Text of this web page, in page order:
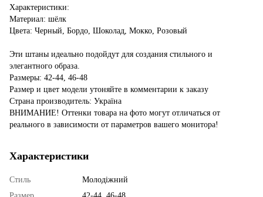
Характеристики:
Материал: шёлк
Цвета: Черный, Бордо, Шоколад, Мокко, Розовый
Эти штаны идеально подойдут для создания стильного и
элегантного образа.
Размеры: 42-44, 46-48
Размер и цвет модели утоняйте в комментарии к заказу
Страна производитель: Україна
ВНИМАНИЕ! Оттенки товара на фото могут отличаться от
реального в зависимости от параметров вашего монитора!
Характеристики
Стиль
Молодіжний